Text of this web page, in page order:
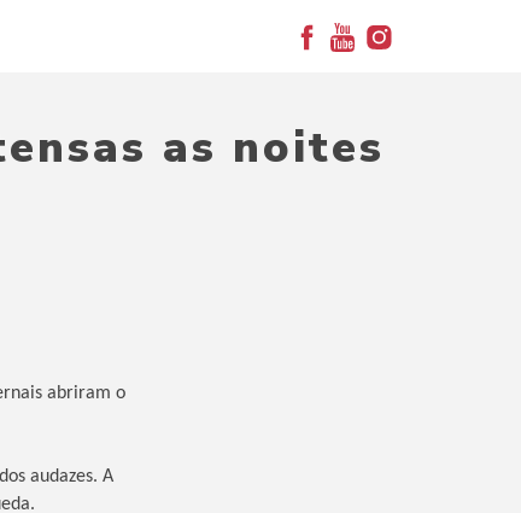
as noites
abriram o
audazes. A